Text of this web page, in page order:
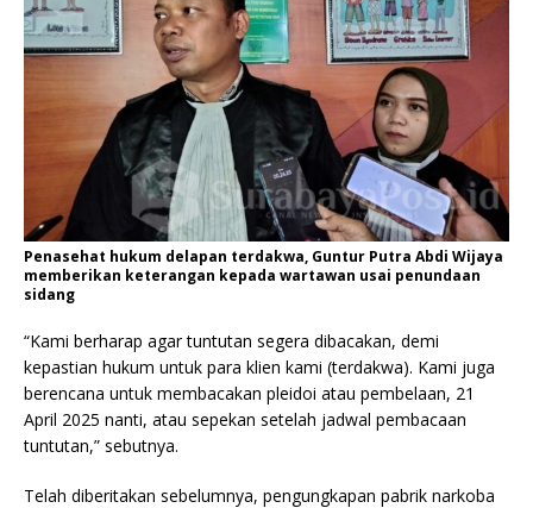
Penasehat hukum delapan terdakwa, Guntur Putra Abdi Wijaya
memberikan keterangan kepada wartawan usai penundaan
sidang
“Kami berharap agar tuntutan segera dibacakan, demi
kepastian hukum untuk para klien kami (terdakwa). Kami juga
berencana untuk membacakan pleidoi atau pembelaan, 21
April 2025 nanti, atau sepekan setelah jadwal pembacaan
tuntutan,” sebutnya.
Telah diberitakan sebelumnya, pengungkapan pabrik narkoba